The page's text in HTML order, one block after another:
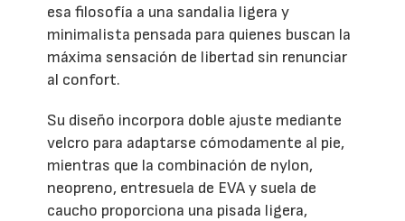
esa filosofía a una sandalia ligera y
minimalista pensada para quienes buscan la
máxima sensación de libertad sin renunciar
al confort.
Su diseño incorpora doble ajuste mediante
velcro para adaptarse cómodamente al pie,
mientras que la combinación de nylon,
neopreno, entresuela de EVA y suela de
caucho proporciona una pisada ligera,